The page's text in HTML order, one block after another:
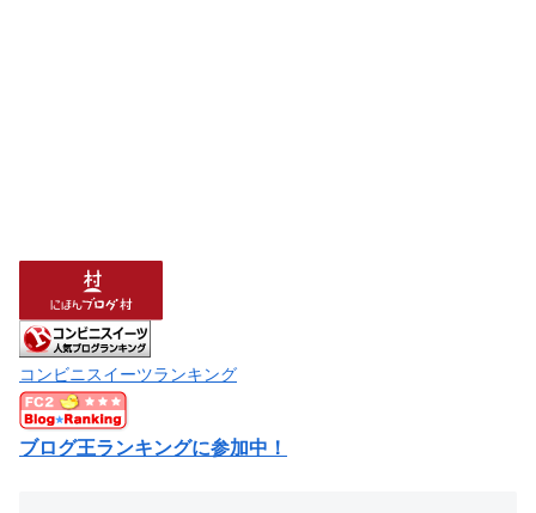
コンビニスイーツランキング
ブログ王ランキングに参加中！